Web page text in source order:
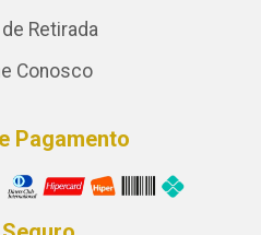
Retirada
Conosco
Pagamento